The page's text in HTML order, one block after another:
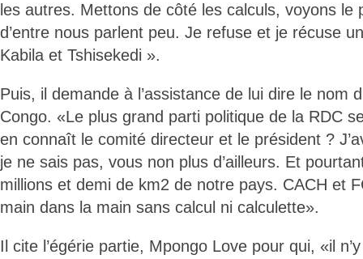
les autres. Mettons de côté les calculs, voyons le
d’entre nous parlent peu. Je refuse et je récuse
Kabila et Tshisekedi ».
Puis, il demande à l’assistance de lui dire le nom
Congo. «Le plus grand parti politique de la RDC
en connaît le comité directeur et le président ?
je ne sais pas, vous non plus d’ailleurs. Et
millions et demi de km2 de notre pays. CACH et
main dans la main sans calcul ni calculette».
Il cite l’égérie partie, Mpongo Love pour qui, «il